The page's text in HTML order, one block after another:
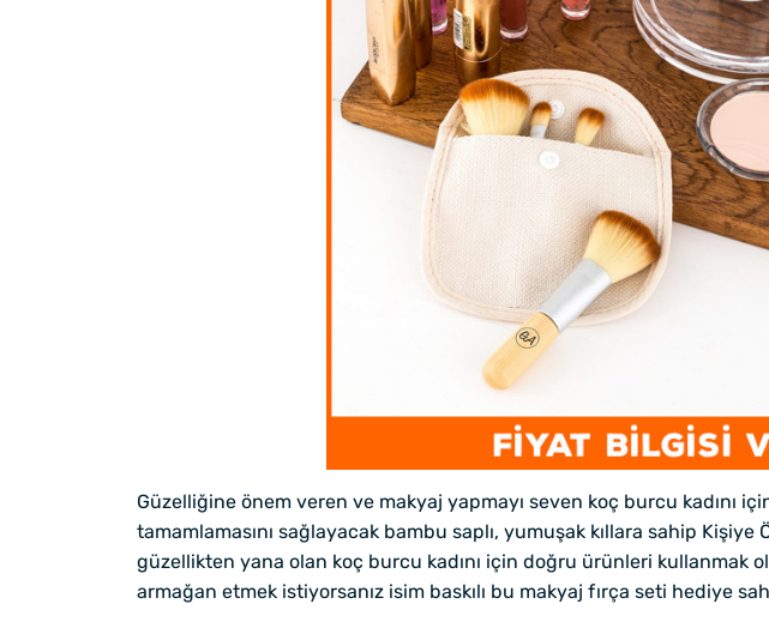
Güzelliğine önem veren ve makyaj yapmayı seven koç burcu kadını
tamamlamasını sağlayacak bambu saplı, yumuşak kıllara sahip
güzellikten yana olan koç burcu kadını için doğru ürünleri kullanmak
armağan etmek istiyorsanız isim baskılı bu makyaj fırça seti hediye